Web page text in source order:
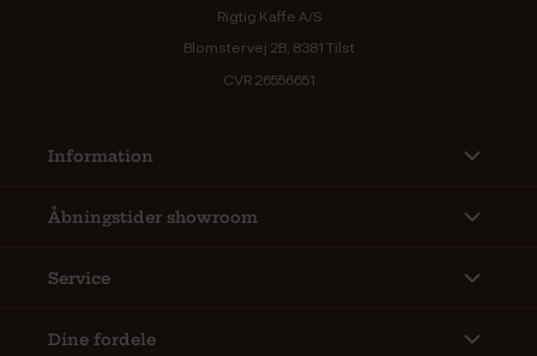
Rigtig Kaffe A/S
Blomstervej 2B, 8381 Tilst
CVR 26556651
Information
Åbningstider showroom
Service
Dine fordele